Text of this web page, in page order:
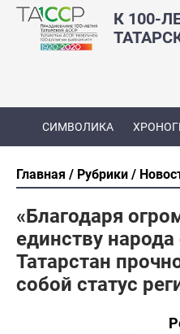
К 100-
СИМВОЛИКА
Главная Рубрики
«Благодаря
единству народа
Татарстан
собой статус